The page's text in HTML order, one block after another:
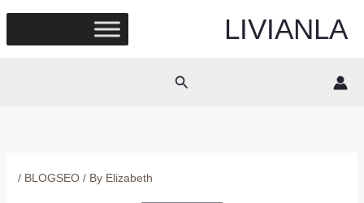
content
LIVIANLA
Search
/ BLOGSEO/ By Elizabeth